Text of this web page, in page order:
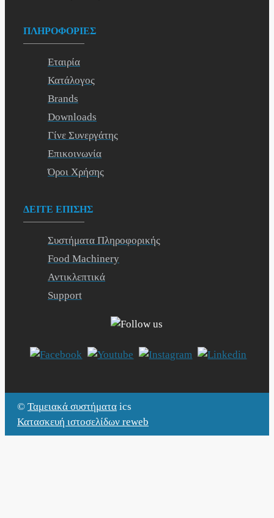
ΠΛΗΡΟΦΟΡΙΕΣ
Εταιρία
Κατάλογος
Brands
Downloads
Γίνε Συνεργάτης
Επικοινωνία
Όροι Χρήσης
ΔΕΙΤΕ ΕΠΙΣΗΣ
Συστήματα Πληροφορικής
Food Machinery
Αντικλεπτικά
Support
© Ταμειακά συστήματα ics
Κατασκευή ιστοσελίδων reweb